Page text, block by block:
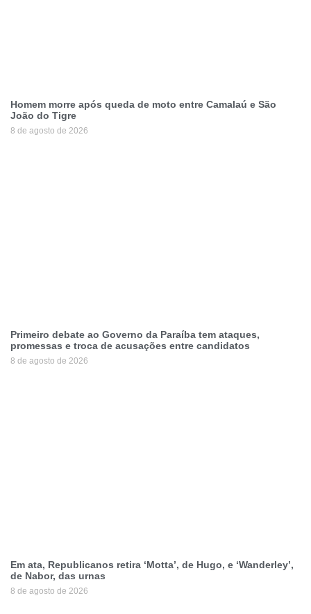
Homem morre após queda de moto entre Camalaú e São
João do Tigre
8 de agosto de 2026
Primeiro debate ao Governo da Paraíba tem ataques,
promessas e troca de acusações entre candidatos
8 de agosto de 2026
Em ata, Republicanos retira ‘Motta’, de Hugo, e ‘Wanderley’,
de Nabor, das urnas
8 de agosto de 2026